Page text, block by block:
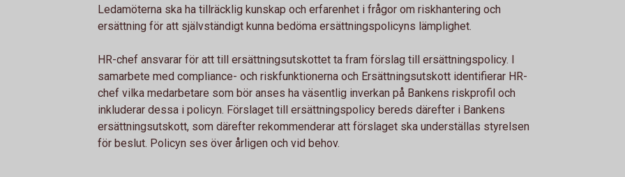
Ledamöterna ska ha tillräcklig kunskap och erfarenhet i frågor om riskhantering och
ersättning för att självständigt kunna bedöma ersättningspolicyns lämplighet.
HR-chef ansvarar för att till ersättningsutskottet ta fram förslag till ersättningspolicy. I
samarbete med compliance- och riskfunktionerna och Ersättningsutskott identifierar HR-
chef vilka medarbetare som bör anses ha väsentlig inverkan på Bankens riskprofil och
inkluderar dessa i policyn. Förslaget till ersättningspolicy bereds därefter i Bankens
ersättningsutskott, som därefter rekommenderar att förslaget ska underställas styrelsen
för beslut. Policyn ses över årligen och vid behov.